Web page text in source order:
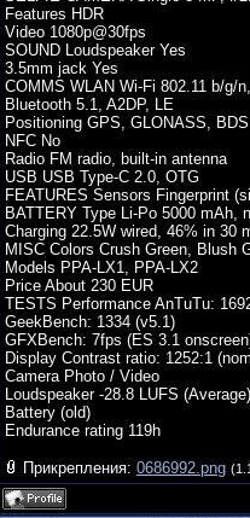
Features HDR
Video 1080p@30fps
SOUND Loudspeaker Yes
3.5mm jack Yes
COMMS WLAN Wi-Fi 802.11 b/g/
Bluetooth 5.1, A2DP, LE
Positioning GPS, GLONASS, BDS
NFC No
Radio FM radio, built-in antenna
USB USB Type-C 2.0, OTG
FEATURES Sensors Fingerprint
BATTERY Type Li-Po 5000 mAh,
Charging 22.5W wired, 46% in 30
MISC Colors Crush Green, Blush
Models PPA-LX1, PPA-LX2
Price About 230 EUR
TESTS Performance AnTuTu:
GeekBench: 1334 (v5.1)
GFXBench: 7fps (ES 3.1
Display Contrast ratio: 1252:1
Camera Photo / Video
Loudspeaker -28.8 LUFS (Average)
Battery (old)
Endurance rating 119h
Прикрепления: 0686992.png